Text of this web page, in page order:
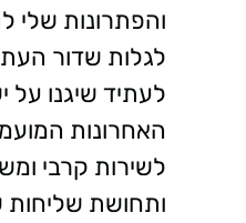
והפתרונות שלי
לגלות שדור
לעתיד שיגנו על
האחרונות
לשירות קרבי
ותחושת שליחות